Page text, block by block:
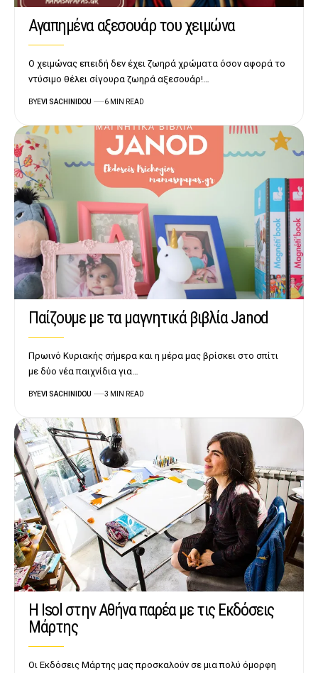
Αγαπημένα αξεσουάρ του χειμώνα
Ο χειμώνας επειδή δεν έχει ζωηρά χρώματα όσον αφορά το
ντύσιμο θέλει σίγουρα ζωηρά αξεσουάρ!…
BYEVI SACHINIDOU 6 MIN READ
Παίζουμε με τα μαγνητικά βιβλία Janod
Πρωινό Κυριακής σήμερα και η μέρα μας βρίσκει στο σπίτι
με δύο νέα παιχνίδια για…
BYEVI SACHINIDOU 3 MIN READ
Η Isol στην Αθήνα παρέα με τις Εκδόσεις
Μάρτης
Οι Εκδόσεις Μάρτης μας προσκαλούν σε μια πολύ όμορφη